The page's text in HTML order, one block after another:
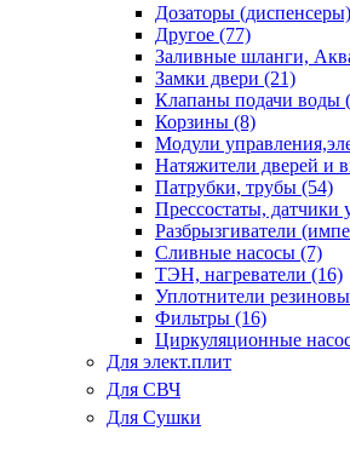
Дозаторы
Другое (77)
Заливные шланги,
Замки двери (21)
Клапаны подачи воды
Корзины (8)
Модули
Натяжители дверей и
Патрубки, трубы (54)
Прессостаты, датчики
Разбрызгиватели
Сливные насосы (7)
ТЭН, нагреватели (16)
Уплотнители
Фильтры (16)
Циркуляционные
Для элект.плит
Для СВЧ
Для Сушки